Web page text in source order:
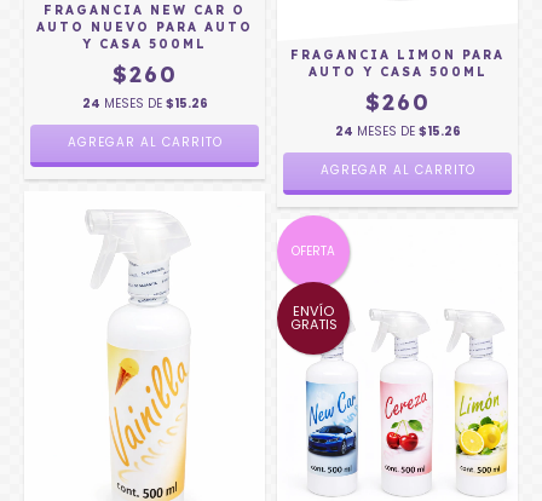
FRAGANCIA NEW CAR O
AUTO NUEVO PARA AUTO
Y CASA 500ML
$260
24 MESES DE $15.26
FRAGANCIA LIMON PARA
AUTO Y CASA 500ML
$260
24 MESES DE $15.26
OFERTA
ENVÍO
GRATIS